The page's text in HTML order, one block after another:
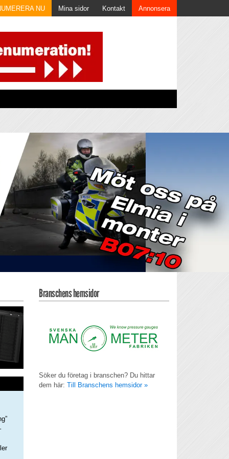
NU Mina sidor Kontakt Annonsera
Branschens hemsidor
Söker du företag i branschen? Du hittar
dem här: Till Branschens hemsidor »